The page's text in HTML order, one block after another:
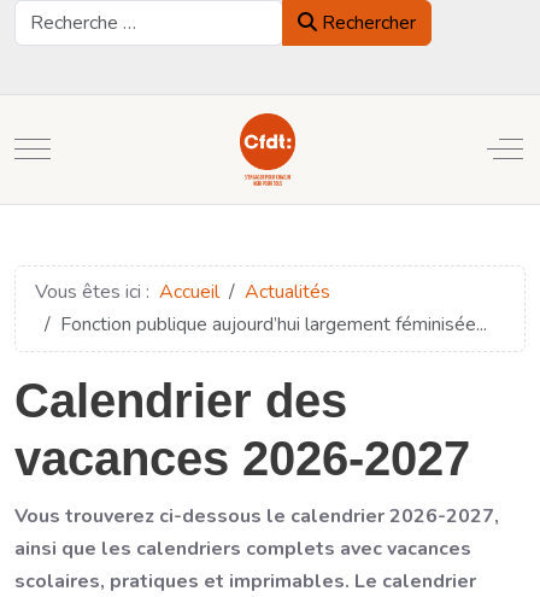
Rechercher
Rechercher
Mobile Menu Toggle
Vous êtes ici : Accueil
Actualités
Fonction publique aujourd’hui largement féminisée...
Calendrier des
vacances 2026-2027
Vous trouverez ci-dessous le calendrier 2026-2027,
ainsi que les calendriers complets avec vacances
scolaires, pratiques et imprimables. Le calendrier